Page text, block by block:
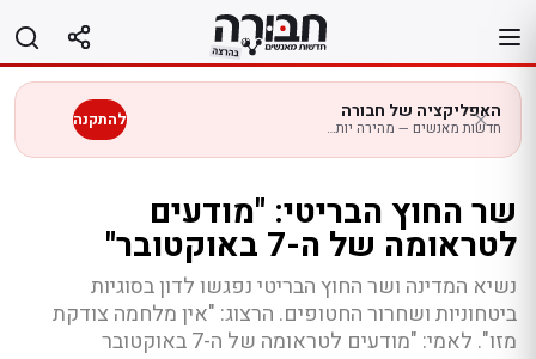
לתוכן
האפליקציה של חבורה
חדשות מאנשים — מהירה יותר בנייד להתקנה
שר החוץ הבריטי: "מודעים
לטראומה של ה-7 באוקטובר"
נשיא המדינה ושר החוץ הבריטי נפגשו לדון בסוגיות
ביטחוניות ושחרור החטופים. הרצוג: "אין מלחמה צודקת
מזו". לאמי: "מודעים לטראומה של ה-7 באוקטובר